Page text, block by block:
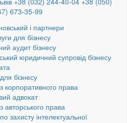
673-35-99
і партнери
для бізнесу
аудит бізнесу
юридичний супровід бізнесу
бізнесу
корпоративного права
адвокат
авторського права
захисту інтелектуальної